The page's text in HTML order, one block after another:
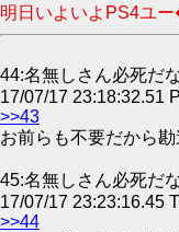
明日いよいよPS4ユ
44:名無しさん必死だ
17/07/17 23:18:32.51
>>43
お前らも不要だから
45:名無しさん必死だ
17/07/17 23:23:16.45
>>44